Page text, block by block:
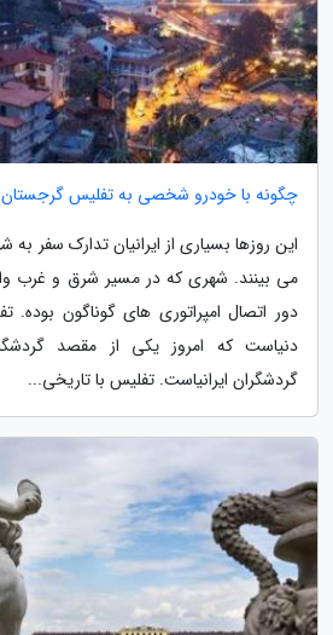
چگونه با خودرو شخصی به تفلیس گرجستان
این روزها بسیاری از ایرانیان تدارک سفر
می بینند. شهری که در مسیر شرق و غرب
دور اتصال امپراتوری های گوناگون بوده.
دنیاست که امروز یکی از مقصد
گردشگران ایرانیاست. تفلیس با تاریخی...